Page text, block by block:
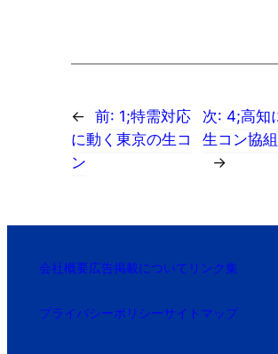
← 前: 1;特需対応
に動く東京の生コ
ン
次: 4;高知
生コン協
→
会社概要広告掲載について リンク集
プライバシーポリシーサイトマップ